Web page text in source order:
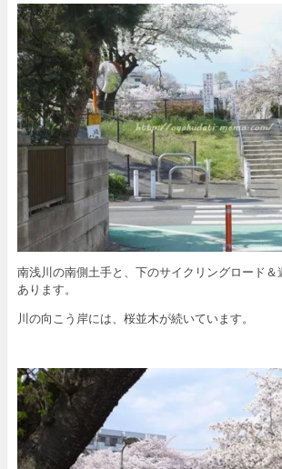
南浅川の南側土手と、下のサイクリングロード
あります。
川の向こう岸には、桜並木が続いています。